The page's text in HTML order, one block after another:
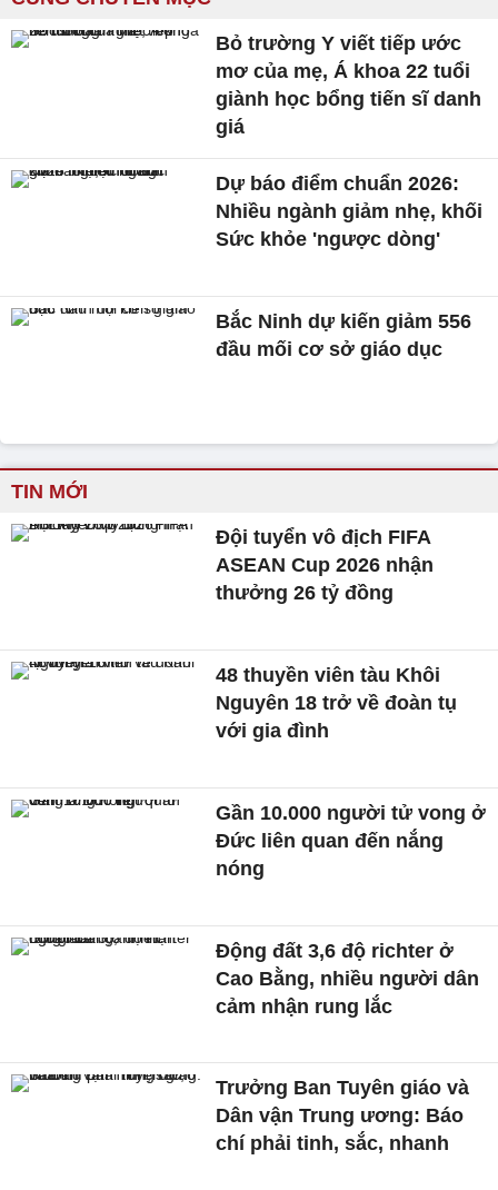
Bỏ trường Y viết tiếp ước
mơ của mẹ, Á khoa 22 tuổi
giành học bổng tiến sĩ danh
giá
Dự báo điểm chuẩn 2026:
Nhiều ngành giảm nhẹ, khối
Sức khỏe 'ngược dòng'
Bắc Ninh dự kiến giảm 556
đầu mối cơ sở giáo dục
TIN MỚI
Đội tuyển vô địch FIFA
ASEAN Cup 2026 nhận
thưởng 26 tỷ đồng
48 thuyền viên tàu Khôi
Nguyên 18 trở về đoàn tụ
với gia đình
Gần 10.000 người tử vong ở
Đức liên quan đến nắng
nóng
Động đất 3,6 độ richter ở
Cao Bằng, nhiều người dân
cảm nhận rung lắc
Trưởng Ban Tuyên giáo và
Dân vận Trung ương: Báo
chí phải tinh, sắc, nhanh